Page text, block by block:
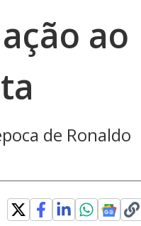
ao
de Ronaldo